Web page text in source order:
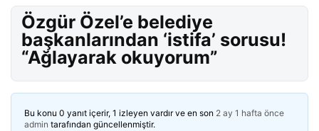
Özgür Özel’e belediye
başkanlarından ‘istifa’ sorusu!
“Ağlayarak okuyorum”
Bu konu 0 yanıt içerir, 1 izleyen vardır ve en son 2 ay 1 hafta önce
admin tarafından güncellenmiştir.